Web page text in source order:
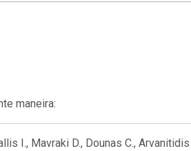
maneira:
I., Mavraki D., Dounas C.,